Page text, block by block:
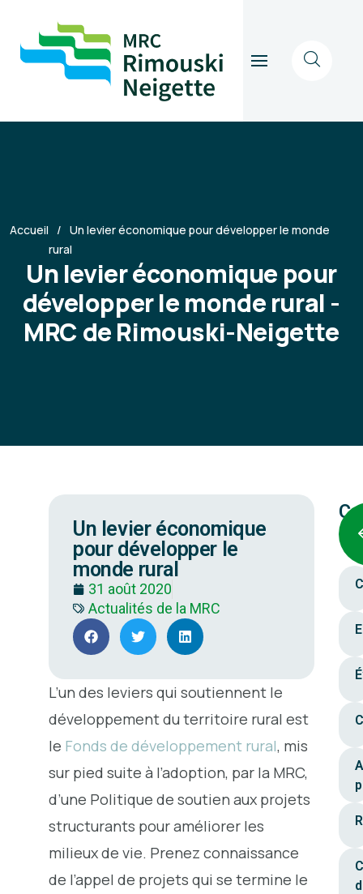
Accueil
Un levier économique pour développer le monde
rural
Un levier économique pour
développer le monde rural -
MRC de Rimouski-Neigette
Un levier économique
pour développer le
monde rural
31 août 2020
Actualités de la MRC
L’un des leviers qui soutiennent le
développement du territoire rural est
le Fonds de développement rural, mis
sur pied suite à l’adoption, par la MRC,
d’une Politique de soutien aux projets
structurants pour améliorer les
milieux de vie. Prenez connaissance
de l’appel de projets qui se termine le